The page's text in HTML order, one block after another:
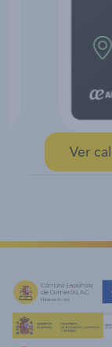
Ver